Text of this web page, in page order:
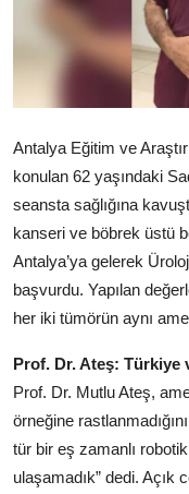
Spor
TBMM Haberleri
Sağlık
SON DAKİKA
Asayiş
Köşe Yazısı
Dernek
Galeri
Gastronomi
Antalya Eğitim ve
konulan 62 yaşındaki
seansta sağlığına
kanseri ve böbrek üstü
Antalya’ya gelerek
başvurdu. Yapılan
her iki tümörün aynı
Prof. Dr. Ateş: Türkiye
Prof. Dr. Mutlu Ateş,
örneğine
tür bir eş zamanlı
ulaşamadık” dedi. Açık